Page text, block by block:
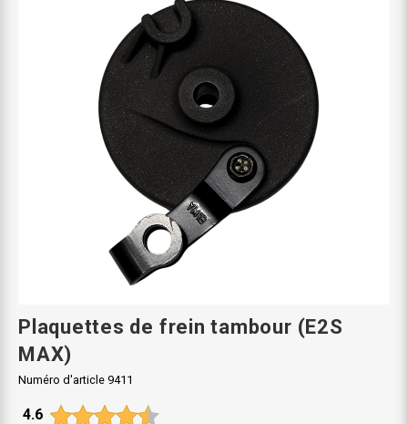
Plaquettes de frein tambour (E2S
MAX)
Numéro d'article 9411
Note moyenne:
4.6